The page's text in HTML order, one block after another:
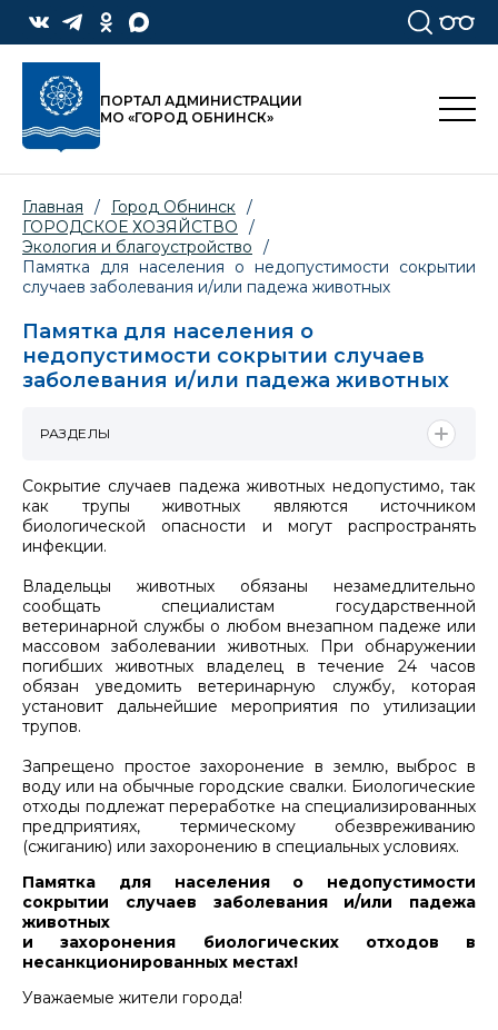
ПОРТАЛ АДМИНИСТРАЦИИ
МО «ГОРОД ОБНИНСК»
Главная / Город Обнинск /
ГОРОДСКОЕ ХОЗЯЙСТВО
/
Экология и благоустройство
/
Памятка для населения о недопустимости сокрытии
случаев заболевания и/или падежа животных
Памятка для населения о
недопустимости сокрытии случаев
заболевания и/или падежа животных
Сокрытие случаев падежа животных недопустимо, так
как трупы животных являются источником
биологической опасности и могут распространять
инфекции.
Владельцы животных обязаны незамедлительно
сообщать специалистам государственной
ветеринарной службы о любом внезапном падеже или
массовом заболевании животных. При обнаружении
погибших животных владелец в течение 24 часов
обязан уведомить ветеринарную службу, которая
установит дальнейшие мероприятия по утилизации
трупов.
Запрещено простое захоронение в землю, выброс в
воду или на обычные городские свалки. Биологические
отходы подлежат переработке на специализированных
предприятиях, термическому обезвреживанию
(сжиганию) или захоронению в специальных условиях.
Памятка для населения о недопустимости
сокрытии случаев заболевания и/или падежа
животных
и захоронения биологических отходов в
несанкционированных местах!
Уважаемые жители города!
РАЗДЕЛЫ